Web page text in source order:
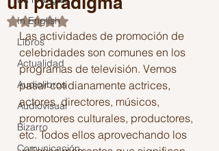
In English
Libros
Actualidad
Audiolibros
Audiovisual
Bizarro
Comunicación
Obtuvo NaN de 5 estrellas.
Las actividades de promoción de
celebridades son comunes en los
programas de televisión. Vemos
pasar cotidianamente actrices,
actores, directores, músicos,
promotores culturales, productores,
etc. Todos ellos aprovechando los